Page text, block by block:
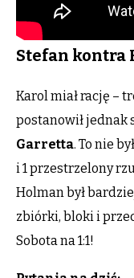
Stefan kontra
Karol miał rację –
postanowił jednak
Garretta. To nie
i 1 przestrzelony
Holman był
zbiórki, bloki i
Sobota na 1:1!